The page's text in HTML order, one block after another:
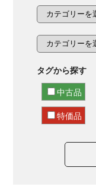
タグから探す
中古品
特価品